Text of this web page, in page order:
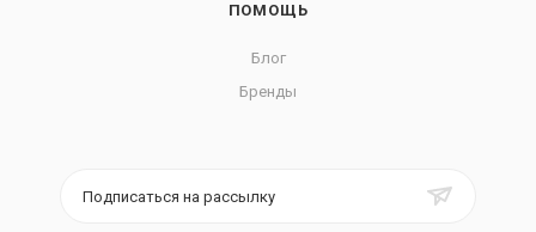
ПОМОЩЬ
Блог
Бренды
Подписаться на рассылку